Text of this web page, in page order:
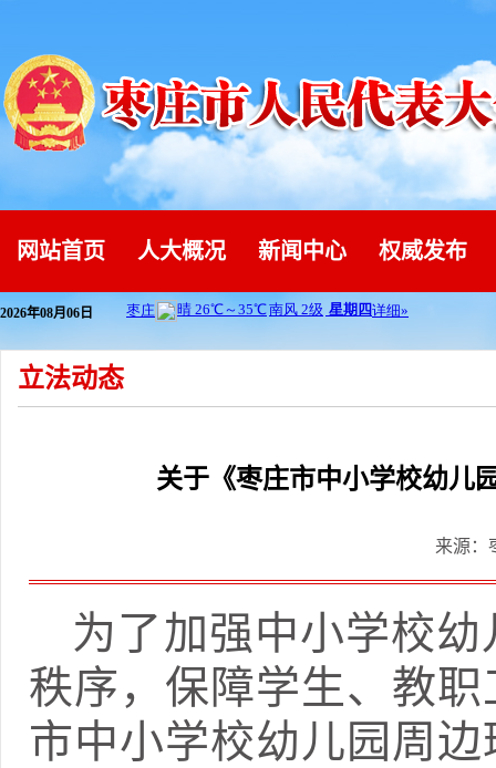
网站首页 人大概况 新闻中心 权威发布
2026年08月06日
立法动态
关于《枣庄市中小学校幼儿
来源：
为了加强中小学校
秩序，保障学生、教
市中小学校幼儿园周